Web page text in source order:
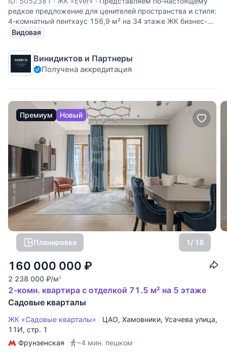
редкое предложение для ценителей пространства и стиля:
4-комнатный пентхаус 156,9 м² на 34 этаже ЖК бизнес-
класса «EVER». Это ваш личный городской оазис на высоте,
Видовая
Винидиктов и Партнеры
Получена аккредитация
Премиум Новый
Планировка 1/ 18
160 000 000 ₽
2 238 000 ₽/м2
2-комн. квартира с отделкой 71.5 м² на 5 этаже
Садовые кварталы
ЖК «Садовые кварталы» ЦАО, Хамовники, Усачева улица,
11И, стр. 1
Фрунзенская
~4 мин. пешком